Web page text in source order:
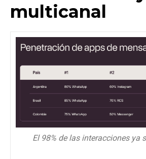
multicanal
El 98% de las interacciones ya